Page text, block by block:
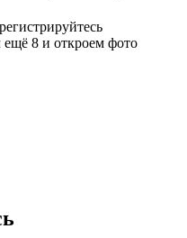
8 и откроем фото